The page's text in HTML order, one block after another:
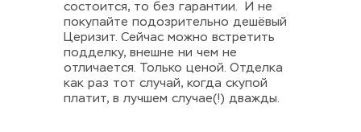
состоится, то без гарантии.  И не
покупайте подозрительно дешёвый
Церизит. Сейчас можно встретить
подделку, внешне ни чем не
отличается. Только ценой. Отделка
как раз тот случай, когда скупой
платит, в лучшем случае(!) дважды.